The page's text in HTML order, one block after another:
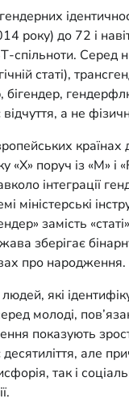
року) до 72 і
спільноти. Серед
статі),
бігендер,
а не
країнах
поруч із «M» і
інтеграції
міністерські
замість
зберігає
про народження.
людей, які
молоді,
показують
десятиліття, але
так і